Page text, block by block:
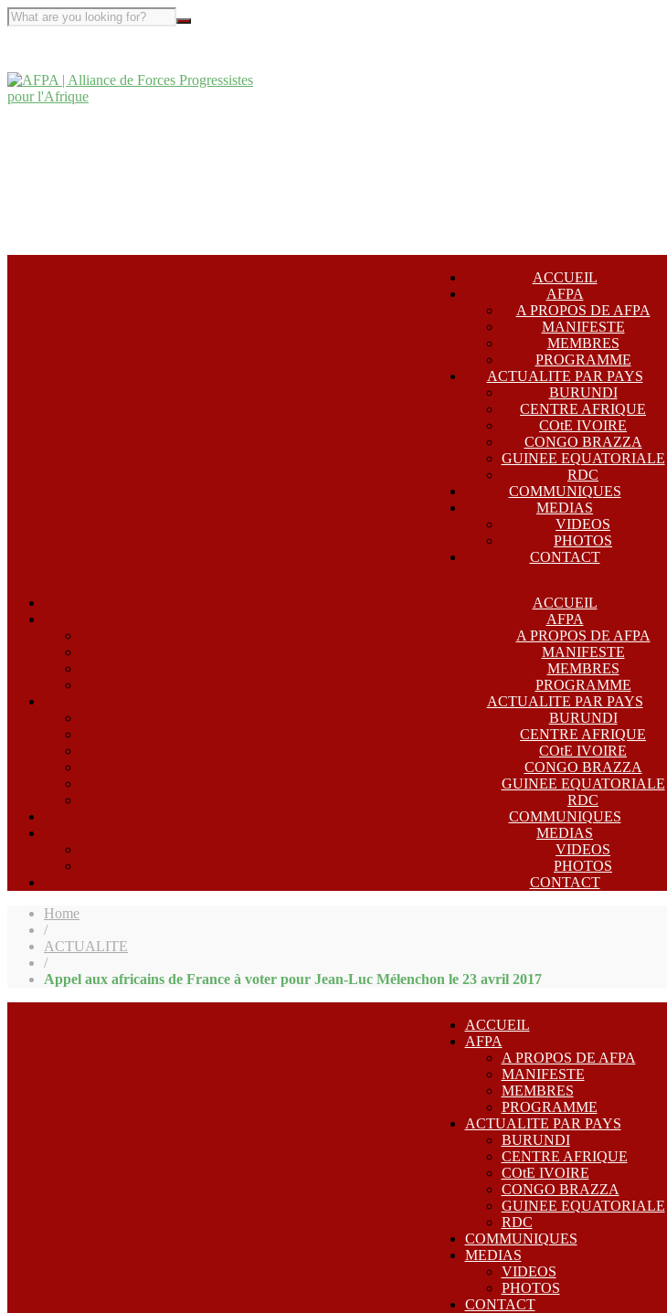
ACCUEIL
AFPA
A PROPOS DE AFPA
MANIFESTE
MEMBRES
PROGRAMME
ACTUALITE PAR PAYS
BURUNDI
CENTRE AFRIQUE
COtE IVOIRE
CONGO BRAZZA
GUINEE EQUATORIALE
RDC
COMMUNIQUES
MEDIAS
VIDEOS
PHOTOS
CONTACT
ACCUEIL
AFPA
A PROPOS DE AFPA
MANIFESTE
MEMBRES
PROGRAMME
ACTUALITE PAR PAYS
BURUNDI
CENTRE AFRIQUE
COtE IVOIRE
CONGO BRAZZA
GUINEE EQUATORIALE
RDC
COMMUNIQUES
MEDIAS
VIDEOS
PHOTOS
CONTACT
Home
/
ACTUALITE
/
Appel aux africains de France à voter pour Jean-Luc Mélenchon le 23 avril 2017
ACCUEIL
AFPA
A PROPOS DE AFPA
MANIFESTE
MEMBRES
PROGRAMME
ACTUALITE PAR PAYS
BURUNDI
CENTRE AFRIQUE
COtE IVOIRE
CONGO BRAZZA
GUINEE EQUATORIALE
RDC
COMMUNIQUES
MEDIAS
VIDEOS
PHOTOS
CONTACT